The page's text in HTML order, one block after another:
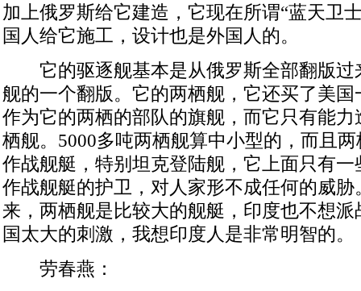
加上俄罗斯给它建造，它现在所谓“蓝天卫
国人给它施工，设计也是外国人的。
它的驱逐舰基本是从俄罗斯全部翻版过
舰的一个翻版。它的两栖舰，它还买了美
作为它的两栖的部队的旗舰，而它只有能力
栖舰。5000多吨两栖舰算中小型的，而且
作战舰艇，特别坦克登陆舰，它上面只有
作战舰艇的护卫，对人家形不成任何的威
来，两栖舰是比较大的舰艇，印度也不想
国太大的刺激，我想印度人是非常明智的。
劳春燕：